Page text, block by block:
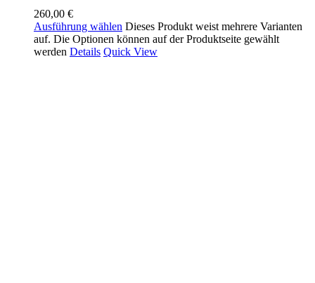
260,00 €
Ausführung wählen Dieses Produkt weist mehrere Varianten
auf. Die Optionen können auf der Produktseite gewählt
werden Details Quick View